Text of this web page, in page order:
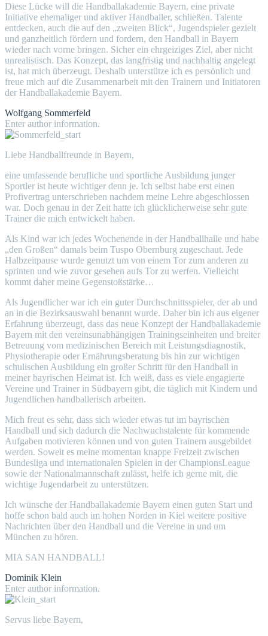
Diese Lücke will die Handballakademie Bayern, eine private
Initiative ehemaliger und aktiver Handballer, schließen. Talente
entdecken, auch die auf den „zweiten Blick“, Jugendspieler gezielt
und ganzheitlich fördern und fordern, den Handball in Bayern
wieder nach vorne bringen. Sicher ein ehrgeiziges Ziel, aber nicht
unrealistisch. Das Konzept, das langfristig und nachhaltig angelegt
ist, hat mich überzeugt. Deshalb unterstütze ich es persönlich und
freue mich auf die Zusammenarbeit mit den Trainern und Initiatoren
der Handballakademie Bayern.
Wolfgang Sommerfeld
Enter author information.
Liebe Handballfreunde in Bayern,
eine umfassende berufliche und sportliche Ausbildung junger
Sportler ist heute wichtiger denn je. Ich selbst habe erst einen
Profivertrag unterschrieben nachdem meine Lehre abgeschlossen
war. Doch genau in der Zeit hatte ich glücklicherweise sehr gute
Trainer die mich entwickelt haben.
Als Kind war ich jedes Wochenende in der Handballhalle und habe
„den Großen“ damals beim Tuspo Obernburg zugeschaut. Jede
Halbzeitpause wurde genutzt um von einem Tor zum anderen zu
sprinten und wie zuvor gesehen aufs Tor zu werfen. Vielleicht
kommt daher meine Gegenstoßstärke…
Als Jugendlicher war ich ein guter Durchschnittsspieler, der ab und
an in die Bezirksauswahl benannt wurde. Daher bin ich aus eigener
Erfahrung überzeugt, dass das neue Konzept der Handballakademie
Bayern mit den vereinsunabhängigen Trainingseinheiten und breiter
Betreuung vom medizinischen Bereich mit Leistungsdiagnostik,
Physiotherapie oder Ernährungsberatung bis hin zur wichtigen
schulischen Ausbildung ein großer Schritt für den Handball in
meiner bayrischen Heimat ist. Ich weiß, dass es viele engagierte
Vereine und Trainer in Südbayern gibt, die täglich mit Kindern und
Jugendlichen handballerisch arbeiten.
Mich freut es sehr, dass sich wieder etwas tut im bayrischen
Handball und sich dadurch die Nachwuchstalente für kommende
Aufgaben motivieren können und von guten Trainern ausgebildet
werden. Soweit es meine momentan knappe Freizeit zwischen
Bundesliga und internationalen Spielen in der ChampionsLeague
sowie der Nationalmannschaft zulässt, helfe ich gerne mit, die
wichtige Jugendarbeit zu unterstützen.
Ich wünsche der Handballakademie Bayern einen guten Start und
hoffe schon bald auch im hohen Norden in Kiel weitere positive
Nachrichten über den Handball und die Vereine in und um
München zu hören.
MIA SAN HANDBALL!
Dominik Klein
Enter author information.
Servus liebe Bayern,